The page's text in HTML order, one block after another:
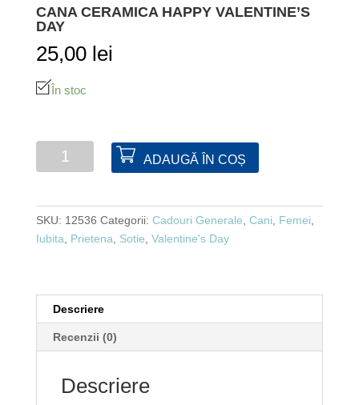
CANA CERAMICA HAPPY VALENTINE’S
DAY
25,00 lei
În stoc
Cantitate
Happy
Valentine's
Day
ADAUGĂ ÎN COȘ
SKU: 12536 Categorii: Cadouri Generale Cani Femei
Iubita
Prietena Sotie Valentine's Day
Descriere
Recenzii (0)
Descriere